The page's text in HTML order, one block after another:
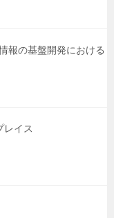
報の基盤開発における
レイス